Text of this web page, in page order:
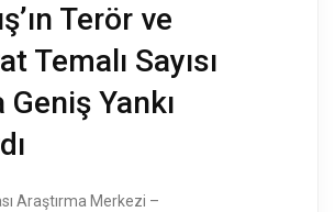
Terör ve
Temalı Sayısı
Geniş Yankı
Araştırma Merkezi –